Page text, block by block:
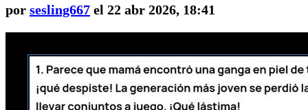
por sesling667 el 22 abr 2026, 18:41